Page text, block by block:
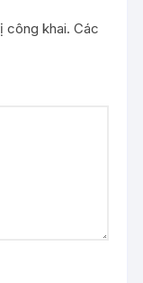
công khai. Các